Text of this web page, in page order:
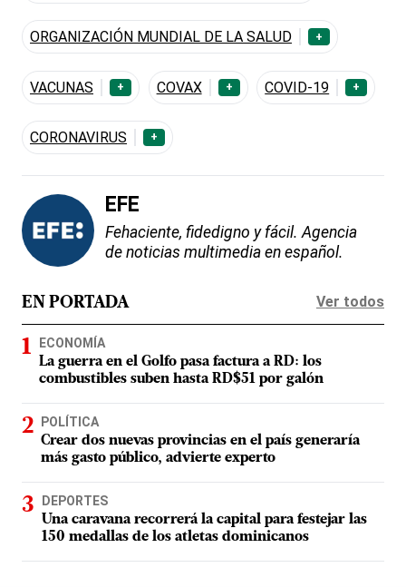
ORGANIZACIÓN MUNDIAL DE LA SALUD +
VACUNAS + COVAX + COVID-19 +
CORONAVIRUS +
EFE
Fehaciente, fidedigno y fácil. Agencia
de noticias multimedia en español.
EN PORTADA Ver todos
ECONOMÍA
La guerra en el Golfo pasa factura a RD: los
combustibles suben hasta RD$51 por galón
POLÍTICA
Crear dos nuevas provincias en el país generaría
más gasto público, advierte experto
DEPORTES
Una caravana recorrerá la capital para festejar las
150 medallas de los atletas dominicanos